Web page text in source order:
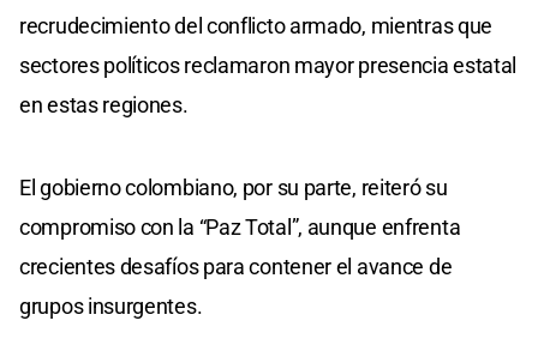
recrudecimiento del conflicto armado, mientras que
sectores políticos reclamaron mayor presencia estatal
en estas regiones.
El gobierno colombiano, por su parte, reiteró su
compromiso con la “Paz Total”, aunque enfrenta
crecientes desafíos para contener el avance de
grupos insurgentes.